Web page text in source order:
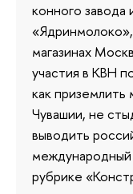
конного завода
магазинах
участия в КВН
как приземлить
Чувашии, не
выводить
международный
рубрике